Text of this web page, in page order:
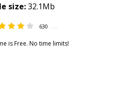
630
is Free. No time limits!
size:32.1Mb